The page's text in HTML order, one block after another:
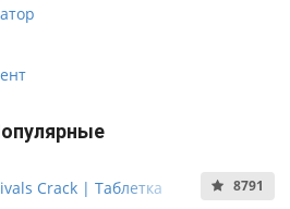
Crack | Таблетка 8791